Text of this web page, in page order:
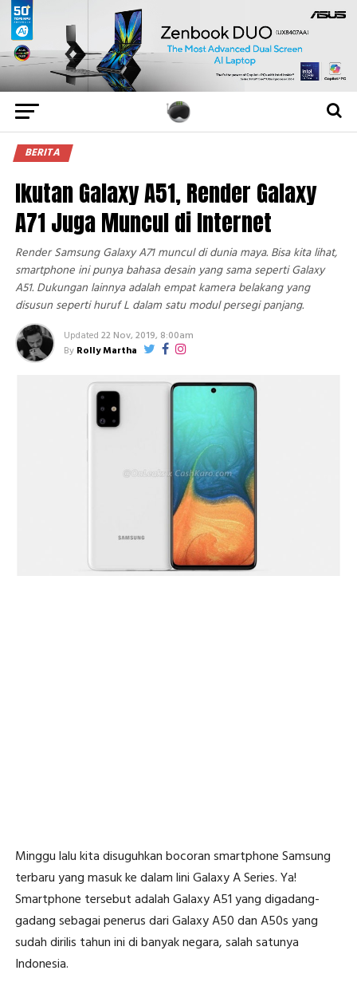
BERITA
Ikutan Galaxy A51, Render Galaxy
A71 Juga Muncul di Internet
Render Samsung Galaxy A71 muncul di dunia maya. Bisa kita lihat,
smartphone ini punya bahasa desain yang sama seperti Galaxy
A51. Dukungan lainnya adalah empat kamera belakang yang
disusun seperti huruf L dalam satu modul persegi panjang.
Updated 22 Nov, 2019, 8:00am
By Rolly Martha
Minggu lalu kita disuguhkan bocoran smartphone Samsung
terbaru yang masuk ke dalam lini Galaxy A Series. Ya!
Smartphone tersebut adalah Galaxy A51 yang digadang-
gadang sebagai penerus dari Galaxy A50 dan A50s yang
sudah dirilis tahun ini di banyak negara, salah satunya
Indonesia.